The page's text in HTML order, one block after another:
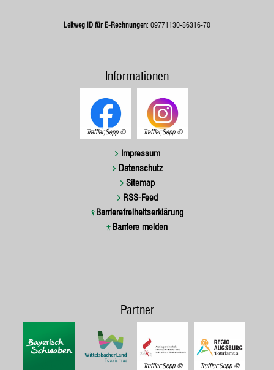
Leitweg ID für E-Rechnungen: 09771130-86316-70
Informationen
Treffler;Sepp Treffler;Sepp
Impressum
Datenschutz
Sitemap
RSS-Feed
Barrierefreiheitserklärung
Barriere melden
Partner
Treffler;Sepp Treffler;Sepp